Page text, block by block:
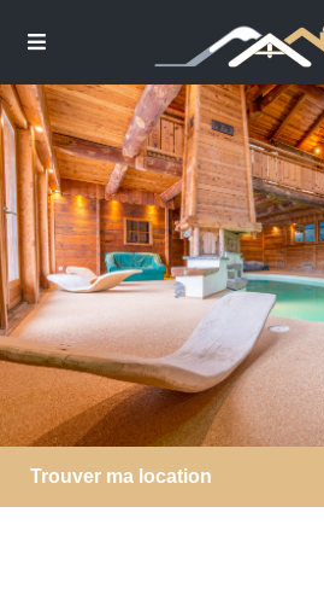
Trouver ma location